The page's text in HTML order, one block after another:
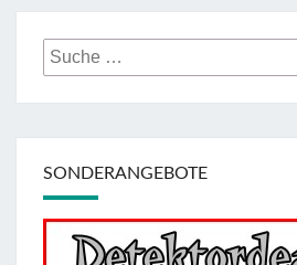
Suche
nach:
SONDERANGEBOTE